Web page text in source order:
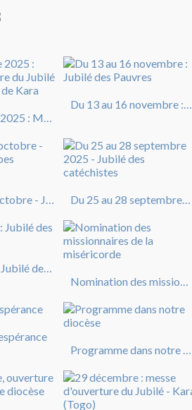
28 décembre 2025 : Messe de clôture du Jubilé dans le diocèse de Kara
Du 13 au 16 novembre : Jubilé des Pauvres
Du 24 au 26 octobre - Jubilé des équipes synodales Du 25 au 28 septembre 2025 - Jubilé des catéchistes
23 au 27 juin : Jubilé des prêtres
Nomination des missionnaires de la miséricorde
Programme dans notre diocèse